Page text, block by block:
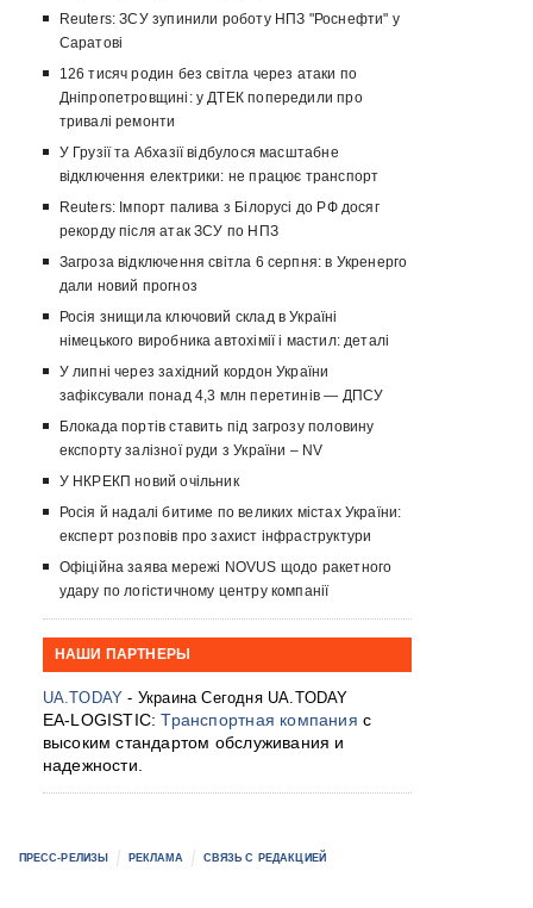
Reuters: ЗСУ зупинили роботу НПЗ "Роснефти" у
Саратові
126 тисяч родин без світла через атаки по
Дніпропетровщині: у ДТЕК попередили про
тривалі ремонти
У Грузії та Абхазії відбулося масштабне
відключення електрики: не працює транспорт
Reuters: Імпорт палива з Білорусі до РФ досяг
рекорду після атак ЗСУ по НПЗ
Загроза відключення світла 6 серпня: в Укренерго
дали новий прогноз
Росія знищила ключовий склад в Україні
німецького виробника автохімії і мастил: деталі
У липні через західний кордон України
зафіксували понад 4,3 млн перетинів — ДПСУ
Блокада портів ставить під загрозу половину
експорту залізної руди з України – NV
У НКРЕКП новий очільник
Росія й надалі битиме по великих містах України:
експерт розповів про захист інфраструктури
Офіційна заява мережі NOVUS щодо ракетного
удару по логістичному центру компанії
НАШИ ПАРТНЕРЫ
UA.TODAY - Украина Сегодня UA.TODAY
EA-LOGISTIC:Транспортная компания с
высоким стандартом обслуживания и
надежности.
ПРЕСС-РЕЛИЗЫ РЕКЛАМА СВЯЗЬ С РЕДАКЦИЕЙ